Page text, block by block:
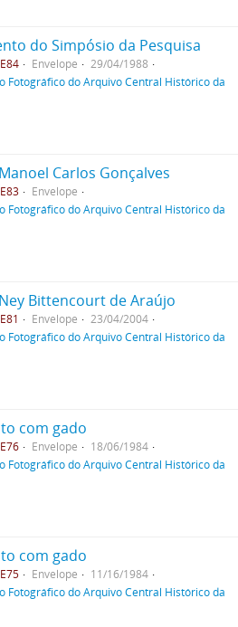
do Simpósio da Pesquisa
Envelope
29/04/1988
Fotográfico do Arquivo Central Histórico da
Carlos Gonçalves
Envelope
Fotográfico do Arquivo Central Histórico da
Bittencourt de Araújo
Envelope
23/04/2004
Fotográfico do Arquivo Central Histórico da
com gado
Envelope
18/06/1984
Fotográfico do Arquivo Central Histórico da
com gado
Envelope
11/16/1984
Fotográfico do Arquivo Central Histórico da